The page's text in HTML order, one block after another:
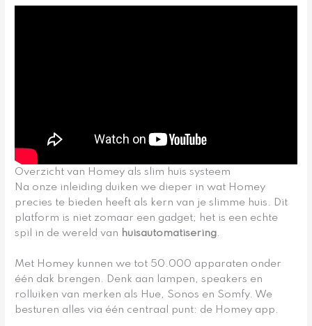
Overzicht van Homey als slim huis systeem
Na onze inleiding duiken we dieper in wat Homey
precies te bieden heeft als kern van je slimme huis. Dit
platform is niet zomaar een gadget; het is een echte
spil in de wereld van huisautomatisering.
Met Homey kunnen we tot 50.000 apparaten onder
één dak brengen. Denk aan lampen, speakers en
rolluiken van merken als Hue, Sonos en Somfy. We
besturen alles via één centraal punt: de Homey app.